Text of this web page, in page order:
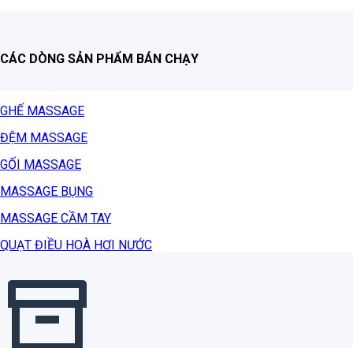
CÁC DÒNG SẢN PHẨM BÁN CHẠY
GHẾ MASSAGE
ĐỆM MASSAGE
GỐI MASSAGE
MASSAGE BỤNG
MASSAGE CẦM TAY
QUẠT ĐIỀU HOÀ HƠI NƯỚC